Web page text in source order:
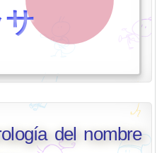
del nombre